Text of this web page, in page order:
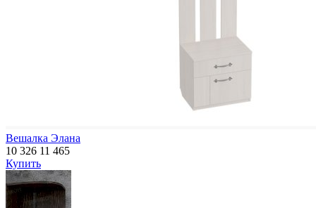
Вешалка Элана
10 326 11 465
Купить